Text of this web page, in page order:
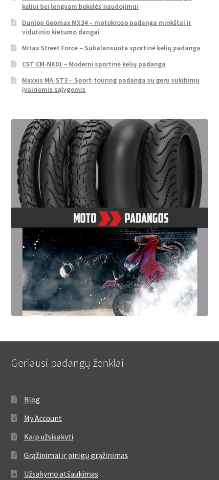
keliui bei lengvam bekelės naudojimui
Dunlop Geomax MX34 – motokroso padanga minkštai ir
vidutinio kietumo dangai
Mitas Street Force – Subalansuota sportinė kelių padanga
CST CM-NK01 – Moderni sportinė kelių padanga
Maxxis MA-ST3 – Sport-touring padanga su geru sukibimu
įvairiomis sąlygomis
Geriausi padangų ženklai
Blog
My Account
Kaip užsisakyti
Grąžinimai ir pinigų grąžinimas
Užsakymo atšaukimas